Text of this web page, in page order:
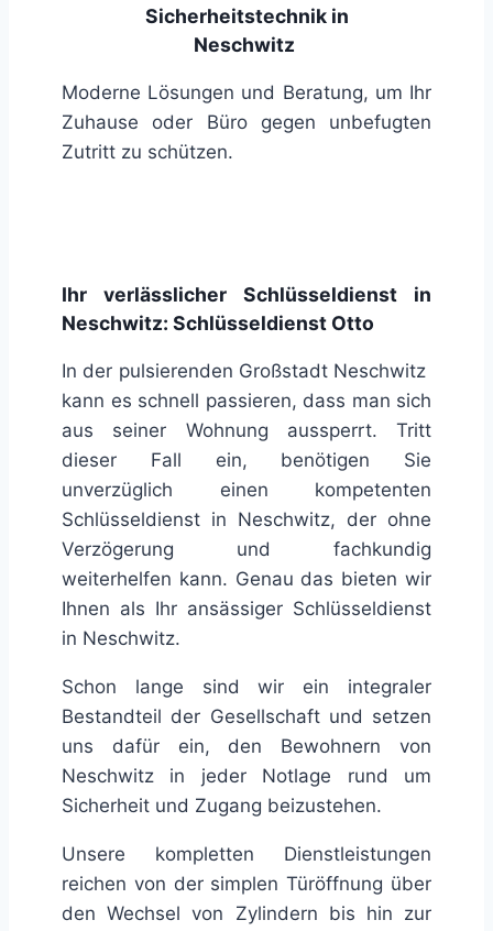
Sicherheitstechnik in
Neschwitz
Moderne Lösungen und Beratung, um Ihr
Zuhause oder Büro gegen unbefugten
Zutritt zu schützen.
Ihr verlässlicher Schlüsseldienst in
Neschwitz: Schlüsseldienst Otto
In der pulsierenden Großstadt Neschwitz
kann es schnell passieren, dass man sich
aus seiner Wohnung aussperrt. Tritt
dieser Fall ein, benötigen Sie
unverzüglich einen kompetenten
Schlüsseldienst in Neschwitz, der ohne
Verzögerung und fachkundig
weiterhelfen kann. Genau das bieten wir
Ihnen als Ihr ansässiger Schlüsseldienst
in Neschwitz.
Schon lange sind wir ein integraler
Bestandteil der Gesellschaft und setzen
uns dafür ein, den Bewohnern von
Neschwitz in jeder Notlage rund um
Sicherheit und Zugang beizustehen.
Unsere kompletten Dienstleistungen
reichen von der simplen Türöffnung über
den Wechsel von Zylindern bis hin zur